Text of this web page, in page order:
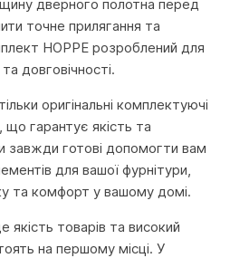
дверного полотна перед
точне прилягання та
HOPPE розроблений для
довговічності.
оригінальні комплектуючі
що гарантує якість та
завжди готові допомогти вам
для вашої фурнітури,
та комфорт у вашому домі.
якість товарів та високий
на першому місці. У